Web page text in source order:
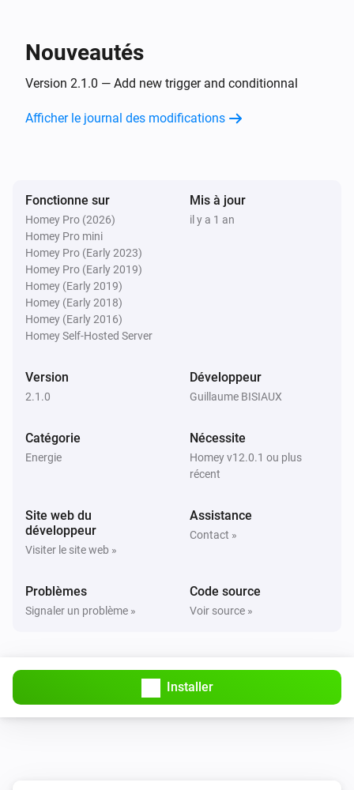
Alors...
Définir le mode du fil pilote à Mode
Nouveautés
Version 2.1.0 — Add new trigger and conditionnal
Afficher le journal des modifications
Fonctionne sur
Homey Pro (2026)
Homey Pro mini
Homey Pro (Early 2023)
Homey Pro (Early 2019)
Homey (Early 2019)
Homey (Early 2018)
Homey (Early 2016)
Homey Self-Hosted Server
Mis à jour
il y a 1 an
Version
2.1.0
Développeur
Guillaume BISIAUX
Catégorie
Energie
Nécessite
Homey v12.0.1 ou plus
récent
Site web du
développeur
Visiter le site web »
Assistance
Contact »
Problèmes
Signaler un problème »
Code source
Voir source »
Installer